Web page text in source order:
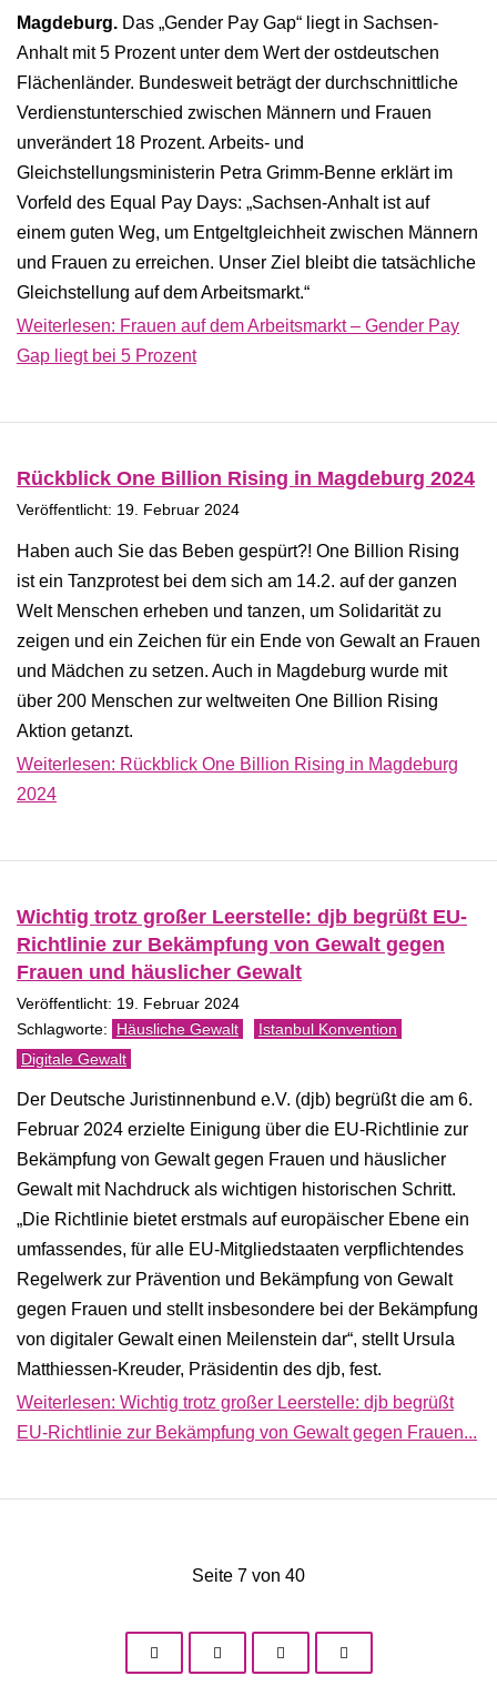
Magdeburg. Das „Gender Pay Gap“ liegt in Sachsen-
Anhalt mit 5 Prozent unter dem Wert der ostdeutschen
Flächenländer. Bundesweit beträgt der durchschnittliche
Verdienstunterschied zwischen Männern und Frauen
unverändert 18 Prozent. Arbeits- und
Gleichstellungsministerin Petra Grimm-Benne erklärt im
Vorfeld des Equal Pay Days: „Sachsen-Anhalt ist auf
einem guten Weg, um Entgeltgleichheit zwischen Männern
und Frauen zu erreichen. Unser Ziel bleibt die tatsächliche
Gleichstellung auf dem Arbeitsmarkt.“
Weiterlesen: Frauen auf dem Arbeitsmarkt – Gender Pay
Gap liegt bei 5 Prozent
Rückblick One Billion Rising in Magdeburg 2024
Veröffentlicht: 19. Februar 2024
Haben auch Sie das Beben gespürt?! One Billion Rising
ist ein Tanzprotest bei dem sich am 14.2. auf der ganzen
Welt Menschen erheben und tanzen, um Solidarität zu
zeigen und ein Zeichen für ein Ende von Gewalt an Frauen
und Mädchen zu setzen. Auch in Magdeburg wurde mit
über 200 Menschen zur weltweiten One Billion Rising
Aktion getanzt.
Weiterlesen: Rückblick One Billion Rising in Magdeburg
2024
Wichtig trotz großer Leerstelle: djb begrüßt EU-
Richtlinie zur Bekämpfung von Gewalt gegen
Frauen und häuslicher Gewalt
Veröffentlicht: 19. Februar 2024
Häusliche Gewalt
Istanbul Konvention
Digitale Gewalt
Der Deutsche Juristinnenbund e.V. (djb) begrüßt die am 6.
Februar 2024 erzielte Einigung über die EU-Richtlinie zur
Bekämpfung von Gewalt gegen Frauen und häuslicher
Gewalt mit Nachdruck als wichtigen historischen Schritt.
„Die Richtlinie bietet erstmals auf europäischer Ebene ein
umfassendes, für alle EU-Mitgliedstaaten verpflichtendes
Regelwerk zur Prävention und Bekämpfung von Gewalt
gegen Frauen und stellt insbesondere bei der Bekämpfung
von digitaler Gewalt einen Meilenstein dar“, stellt Ursula
Matthiessen-Kreuder, Präsidentin des djb, fest.
Weiterlesen: Wichtig trotz großer Leerstelle: djb begrüßt
EU-Richtlinie zur Bekämpfung von Gewalt gegen Frauen...
Seite 7 von 40